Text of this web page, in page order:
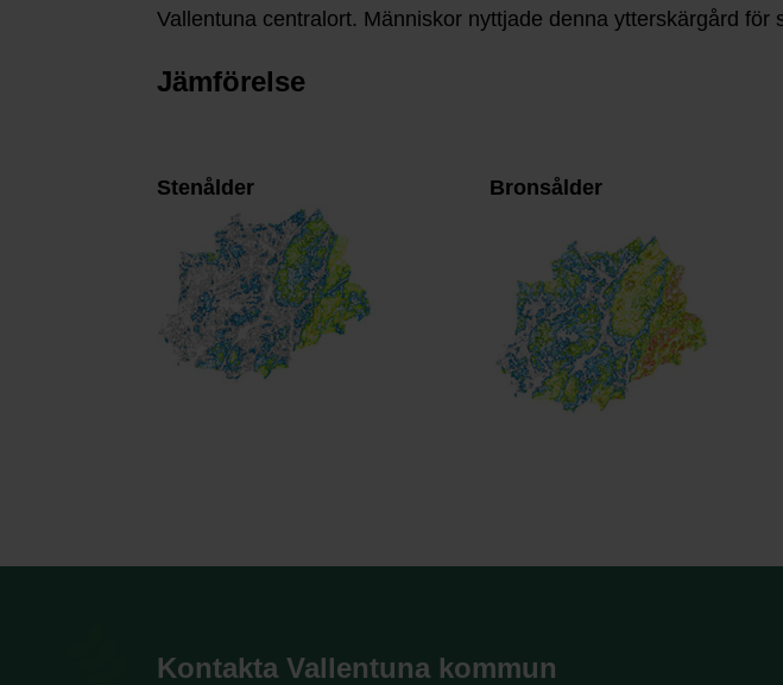
Vallentuna centralort. Människor nyttjade denna ytterskärgård
Jämförelse
Stenålder Bronsålder
Kontakta Vallentuna kommun